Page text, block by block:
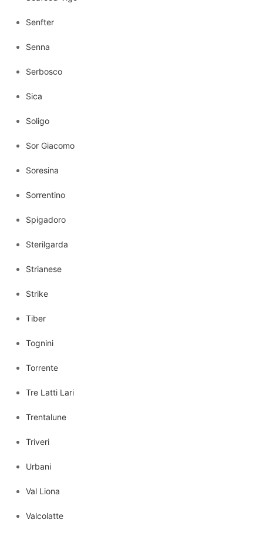
Senfter
Senna
Serbosco
Sica
Soligo
Sor Giacomo
Soresina
Sorrentino
Spigadoro
Sterilgarda
Strianese
Strike
Tiber
Tognini
Torrente
Tre Latti Lari
Trentalune
Triveri
Urbani
Val Liona
Valcolatte